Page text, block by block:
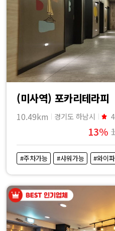
(미사역) 포카리테라피
10.49km 경기도 하남시
13%
#주차가능 #샤워가능 #와이